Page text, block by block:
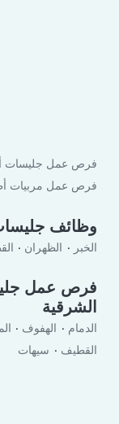
فرص عمل جليسات
فرص عمل مربيات
وظائف
الخبر الظهران
فرص عمل
الشرقية
الدمام الهفوف
القطيف
سيهات